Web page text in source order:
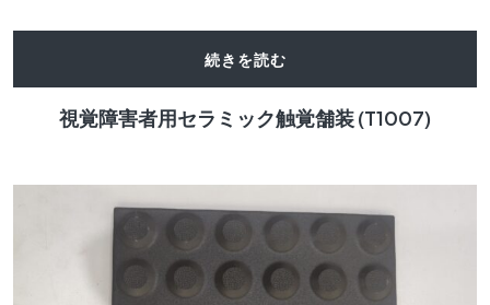
続きを読む
視覚障害者用セラミック触覚舗装 (T1007)